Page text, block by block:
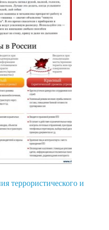
террористического и